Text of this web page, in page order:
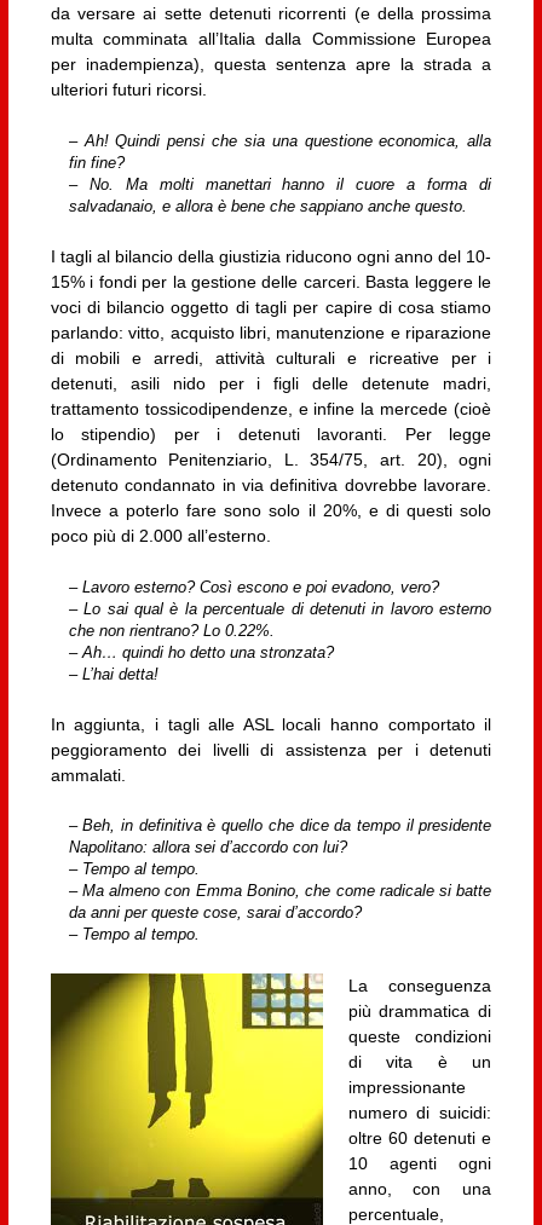
da versare ai sette detenuti ricorrenti (e della prossima
multa comminata all’Italia dalla Commissione Europea
per inadempienza), questa sentenza apre la strada a
ulteriori futuri ricorsi.
– Ah! Quindi pensi che sia una questione economica, alla
fin fine?
– No. Ma molti manettari hanno il cuore a forma di
salvadanaio, e allora è bene che sappiano anche questo.
I tagli al bilancio della giustizia riducono ogni anno del 10-
15% i fondi per la gestione delle carceri. Basta leggere le
voci di bilancio oggetto di tagli per capire di cosa stiamo
parlando: vitto, acquisto libri, manutenzione e riparazione
di mobili e arredi, attività culturali e ricreative per i
detenuti, asili nido per i figli delle detenute madri,
trattamento tossicodipendenze, e infine la mercede (cioè
lo stipendio) per i detenuti lavoranti. Per legge
(Ordinamento Penitenziario, L. 354/75, art. 20), ogni
detenuto condannato in via definitiva dovrebbe lavorare.
Invece a poterlo fare sono solo il 20%, e di questi solo
poco più di 2.000 all’esterno.
– Lavoro esterno? Così escono e poi evadono, vero?
– Lo sai qual è la percentuale di detenuti in lavoro esterno
che non rientrano? Lo 0.22%.
– Ah… quindi ho detto una stronzata?
– L’hai detta!
In aggiunta, i tagli alle ASL locali hanno comportato il
peggioramento dei livelli di assistenza per i detenuti
ammalati.
– Beh, in definitiva è quello che dice da tempo il presidente
Napolitano: allora sei d’accordo con lui?
– Tempo al tempo.
– Ma almeno con Emma Bonino, che come radicale si batte
da anni per queste cose, sarai d’accordo?
– Tempo al tempo.
La conseguenza
più drammatica di
queste condizioni
di vita è un
impressionante
numero di suicidi:
oltre 60 detenuti e
10 agenti ogni
anno, con una
percentuale,